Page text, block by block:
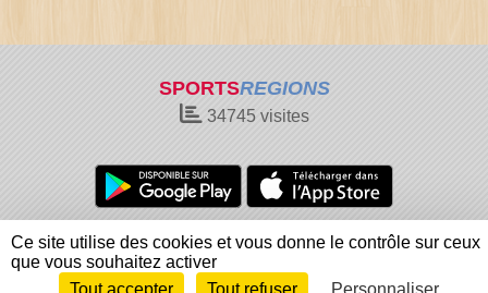
SPORTSREGIONS
34745visites
Charte cookies
Gestion des cookies
Informations légales
Signaler un contenu inapproprié
Ce site utilise des cookies et vous donne le contrôle sur ceux
que vous souhaitez activer
Tout accepter
Tout refuser Personnaliser